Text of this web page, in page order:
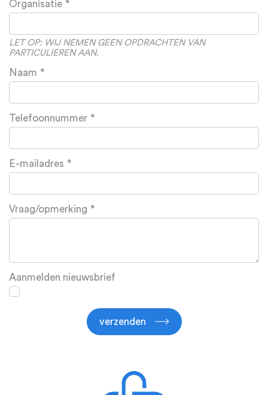
Leave
this
blank
Organisatie
LET OP: WIJ NEMEN GEEN OPDRACHTEN VAN
PARTICULIEREN AAN.
Naam
Telefoonnummer
E-mailadres
Vraag/opmerking
Aanmelden nieuwsbrief
verzenden